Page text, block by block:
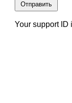
Отправить
Your support ID